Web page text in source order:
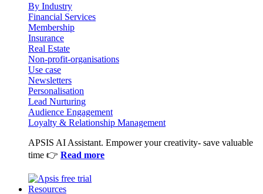
By Industry
Financial Services
Membership
Insurance
Real Estate
Non-profit-organisations
Use case
Newsletters
Personalisation
Lead Nurturing
Audience Engagement
Loyalty & Relationship Management
APSIS AI Assistant. Empower your creativity- save valuable
time 👉 Read more
Resources